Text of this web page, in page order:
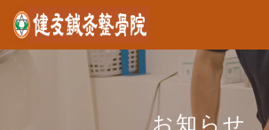
お知らせ